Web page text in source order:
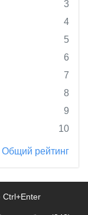
3
4
5
6
7
8
9
10
Общий рейтинг
Ctrl+Enter